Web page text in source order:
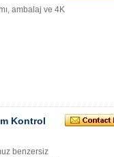
ambalaj ve 4K
Kontrol
benzersiz